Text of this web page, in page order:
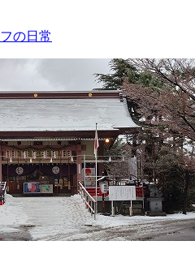
の日常